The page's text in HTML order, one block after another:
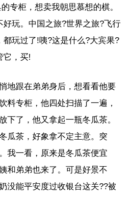
专柜，想卖我朝思慕想的棋。
好玩。中国之旅?世界之旅?飞行
玩过了!咦?这是什么?大宾果?
它，买!
地跟在弟弟身后，想看看他要
料专柜，他四处扫描了一遍，
下了，他又拿起一瓶冬瓜茶。
瓜茶，好象拿不定主意。突
我一看，原来是冬瓜茶便宜
和弟弟也来了。可是好景不
没能平安度过收银台这关??被